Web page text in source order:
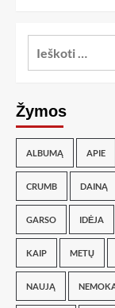
Žymos
ALBUMĄ APIE
CRUMB DAINĄ
GARSO IDĖJA
KAIP METŲ
NAUJĄ